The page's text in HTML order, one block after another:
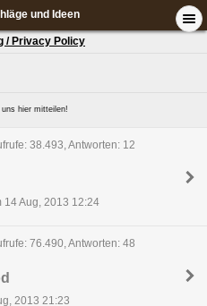
und Ideen
/ Privacy Policy
hier mitteilen!
38.493, Antworten: 12
14 Aug, 2013 12:24
76.490, Antworten: 48
2013 21:23